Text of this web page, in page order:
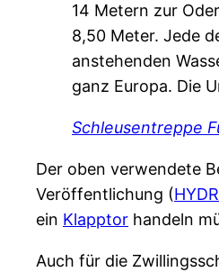
14 Metern zur
8,50 Meter. Jede
anstehenden
ganz Europa. Die
Schleusentreppe
Der oben verwendete
Veröffentlichung (
ein Klapptor handeln
Auch für die